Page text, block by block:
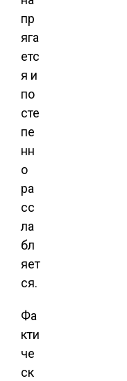
пр
яга
етс
я и
по
сте
пе
нн
о
ра
сс
ла
бл
яет
ся.
Фа
кти
че
ск